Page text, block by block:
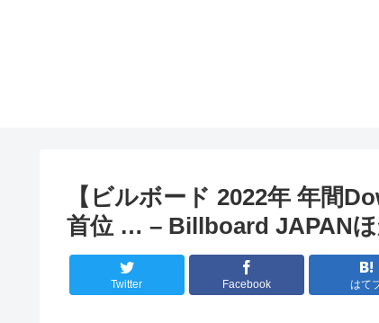
【ビルボード 2022年 年間
首位 … – Billboard JAPAN
Twitter Facebook はて